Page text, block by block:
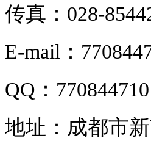
传真：028-
E-mail：
QQ：770844710
地址：成都市